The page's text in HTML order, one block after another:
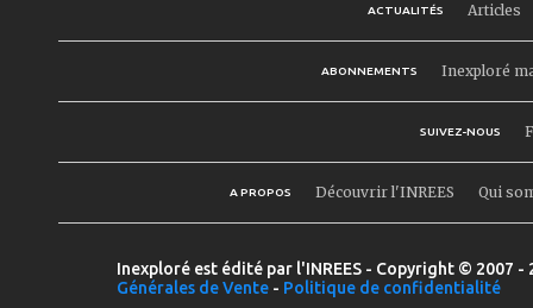
ACTUALITÉS Articles
ABONNEMENTS Inexploré
SUIVEZ-NOUS
A PROPOS Découvrir l'INREES Qui
Inexploré est édité par l'INREES - Copyright © 2007
Générales de Vente - Politique de confidentialité